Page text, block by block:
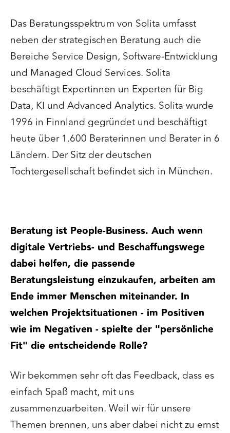
Das Beratungsspektrum von Solita umfasst
neben der strategischen Beratung auch die
Bereiche Service Design, Software-Entwicklung
und Managed Cloud Services. Solita
beschäftigt Expertinnen un Experten für Big
Data, KI und Advanced Analytics. Solita wurde
1996 in Finnland gegründet und beschäftigt
heute über 1.600 Beraterinnen und Berater in 6
Ländern. Der Sitz der deutschen
Tochtergesellschaft befindet sich in München.
Beratung ist People-Business. Auch wenn
digitale Vertriebs- und Beschaffungswege
dabei helfen, die passende
Beratungsleistung einzukaufen, arbeiten am
Ende immer Menschen miteinander. In
welchen Projektsituationen - im Positiven
wie im Negativen - spielte der "persönliche
Fit" die entscheidende Rolle?
Wir bekommen sehr oft das Feedback, dass es
einfach Spaß macht, mit uns
zusammenzuarbeiten. Weil wir für unsere
Themen brennen, uns aber dabei nicht zu ernst